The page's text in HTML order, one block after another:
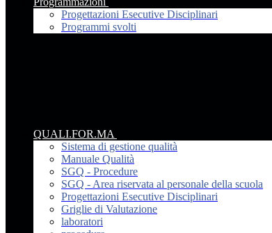
Progettazioni Esecutive Disciplinari
Programmi svolti
QUALI.FOR.MA
Sistema di gestione qualità
Manuale Qualità
SGQ - Procedure
SGQ - Area riservata al personale della scuola
Progettazioni Esecutive Disciplinari
Griglie di Valutazione
laboratori